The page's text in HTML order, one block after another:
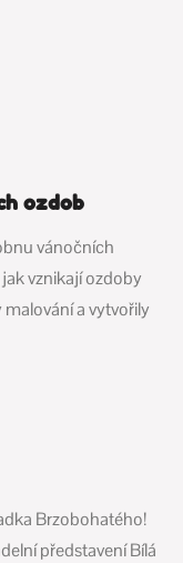
ozdob
vánočních
vznikají ozdoby
a vytvořily
Brzobohatého!
představení Bílá